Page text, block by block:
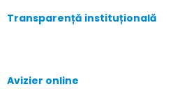
Transparență instituțională
Avizier online